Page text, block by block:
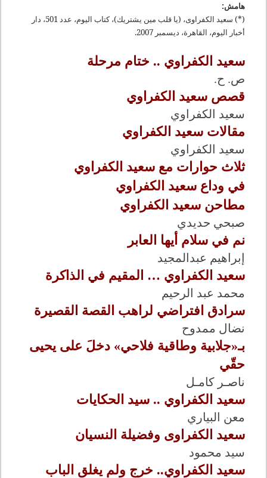
هامش:
(*)
سعيد الكفراوى، (يا قلب مين يشتريك)، كتاب اليوم، عدد 501، دار
أخبار اليوم، القاهرة، ديسمبر 2007
.
سعيد الكفراوي .. ختام مرحلة
ص. ح.
قصص سعيد الكفراوي
سعيد الكفراوي
مقالات سعيد الكفراوي
سعيد الكفراوي
ثلاث حوارات مع سعيد الكفراوي
في وداع سعيد الكفراوي
مطاحن سعيد الكفراوي
صبحي حديدي
نم في سلام أيها العابر
إبراهيم عبدالمجيد
سعيد الكفراوي … المقيم في الذاكرة
محمد عبد الرحيم
سرادق افتراضي لراهب القصة القصيرة
نضال ممدوح
بـ«جلابية وطاقية فلاحي» دخلَ على يحيى
حقّي
ناصـر كامـل
سعيد الكفراوي .. سيد الحكايات
معن البياري
سعيد الكفراوى وفضيلة النسيان
سيد محمود
سعيد الكفراوي.. خرج ولم يغلق الباب